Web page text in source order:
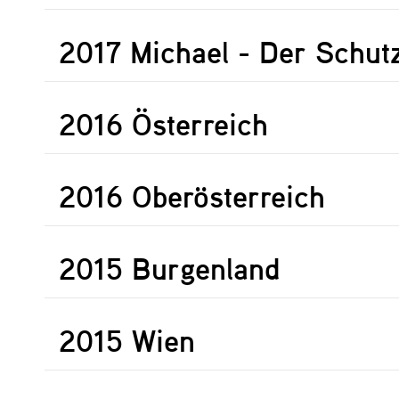
2017 Michael - Der
2016 Österreich
2016 Oberösterreich
2015 Burgenland
2015 Wien